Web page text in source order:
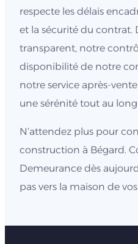
respecte les délais
et la sécurité du contrat.
transparent, notre
disponibilité de notre
notre service après-
une sérénité tout au
N’attendez plus pour
construction à Bégard.
Demeurance dès
pas vers la maison de vos